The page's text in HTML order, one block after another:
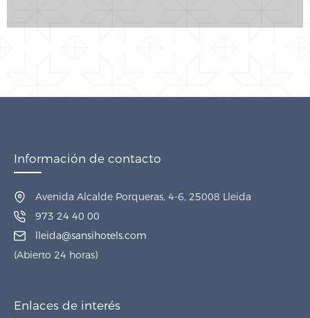
Información de contacto
Avenida Alcalde Porqueras, 4-6, 25008 Lleida
973 24 40 00
lleida@sansihotels.com
(Abierto 24 horas)
Enlaces de interés